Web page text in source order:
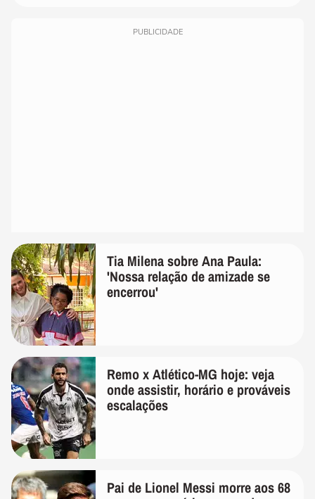
PUBLICIDADE
Tia Milena sobre Ana Paula:
'Nossa relação de amizade se
encerrou'
Remo x Atlético-MG hoje: veja
onde assistir, horário e prováveis
escalações
Pai de Lionel Messi morre aos 68